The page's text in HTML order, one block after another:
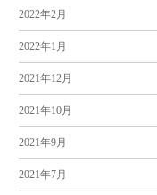
2022年2月
2022年1月
2021年12月
2021年10月
2021年9月
2021年7月